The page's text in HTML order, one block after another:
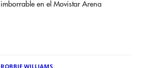
imborrable en el Movistar Arena
ROBBIE WILLIAMS